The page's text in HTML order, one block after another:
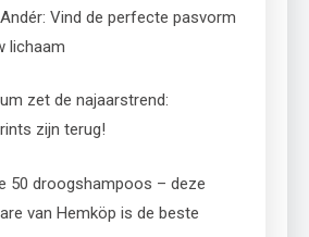
Vind de perfecte pasvorm
lichaam
zet de najaarstrend:
zijn terug!
50 droogshampoos – deze
van Hemköp is de beste